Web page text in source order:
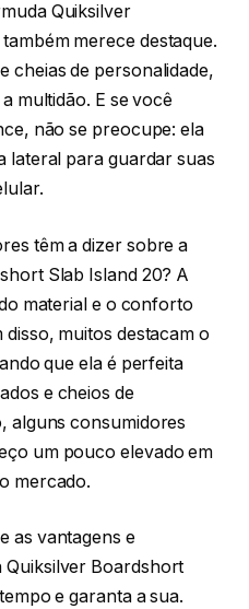
Quiksilver
merece destaque.
cheias de personalidade,
multidão. E se você
não se preocupe: ela
lateral para guardar suas
têm a dizer sobre a
Slab Island 20? A
material e o conforto
muitos destacam o
que ela é perfeita
e cheios de
alguns consumidores
um pouco elevado em
mercado.
as vantagens e
Quiksilver Boardshort
e garanta a sua.